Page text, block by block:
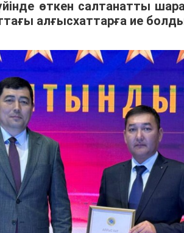
өткен салтанатты
алғысхаттарға ие